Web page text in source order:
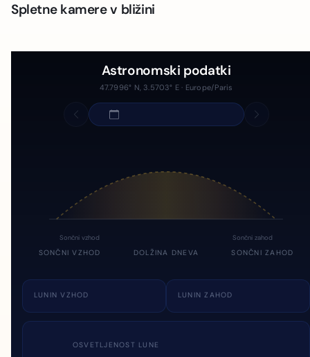
Spletne kamere v bližini
Astronomski podatki
47.7996° N, 3.5703° E · Europe/Paris
Sončni vzhod Sončni zahod
SONČNI VZHOD DOLŽINA DNEVA SONČNI ZAHOD
LUNIN VZHOD LUNIN ZAHOD
OSVETLJENOST LUNE